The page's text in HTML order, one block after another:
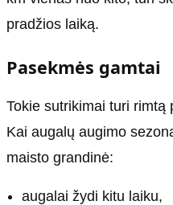
pradžios laiką.
Pasekmės gamtai
Tokie sutrikimai turi rimtą
Kai augalų augimo
maisto grandinė:
augalai žydi kitu laiku,